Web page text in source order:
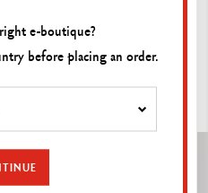
め
e-boutique?
before placing an order.